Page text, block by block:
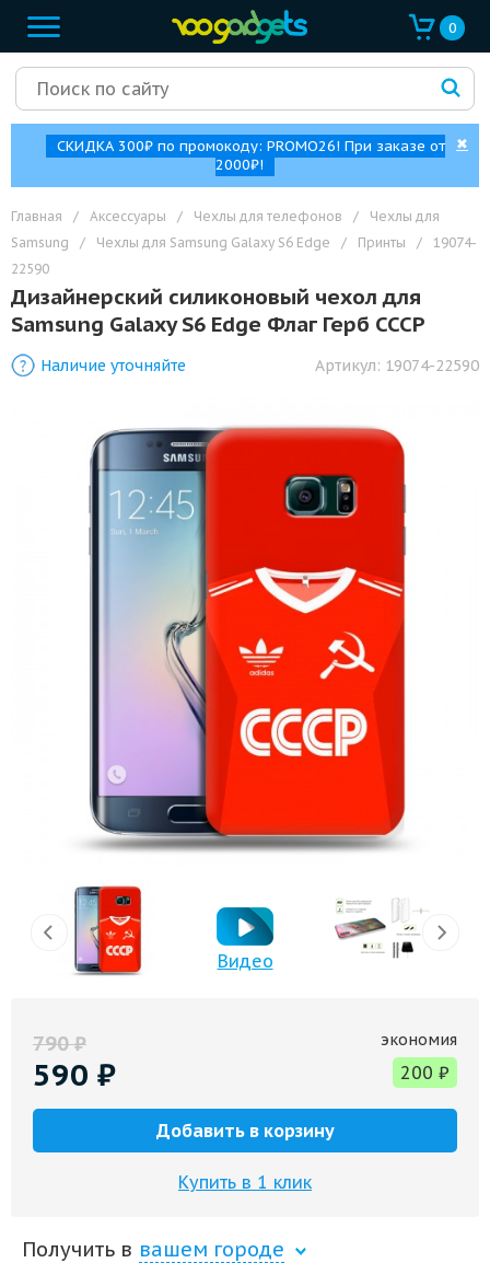
0
СКИДКА 300₽ по промокоду: PROMO26! При заказе от
2000₽!
✖
Главная / Аксессуары / Чехлы для телефонов /
Чехлы для
Samsung
/ Чехлы для Samsung Galaxy S6 Edge / Принты /
19074-
22590
Дизайнерский силиконовый чехол для
Samsung Galaxy S6 Edge Флаг Герб СССР
Видео
Наличие уточняйте Артикул: 19074-22590
790₽
590 ₽
экономия
200 ₽
Добавить в корзину
Купить в 1 клик
Получить в вашем городе